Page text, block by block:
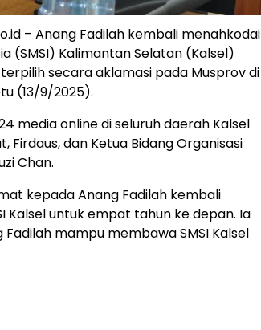
– Anang Fadilah kembali menahkodai
(SMSI) Kalimantan Selatan (Kalsel)
secara aklamasi pada Musprov di
(13/9/2025).
media online di seluruh daerah Kalsel
Firdaus, dan Ketua Bidang Organisasi
Chan.
kepada Anang Fadilah kembali
Kalsel untuk empat tahun ke depan. Ia
mampu membawa SMSI Kalsel